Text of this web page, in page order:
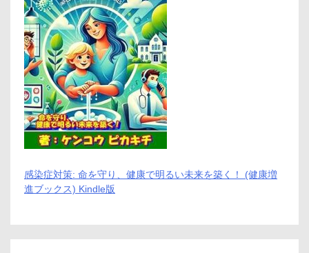
感染症対策: 命を守り、健康で明るい未来を築く！ (健康増
進ブックス) Kindle版